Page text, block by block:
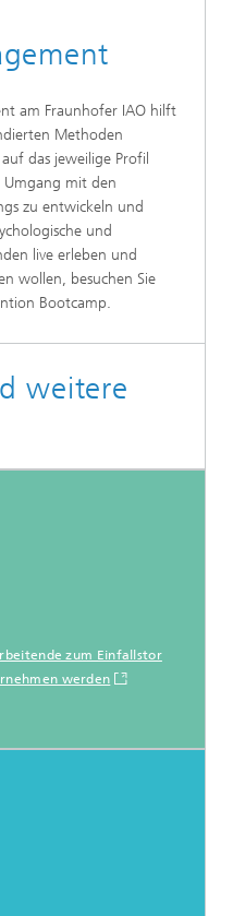
am Fraunhofer IAO hilft
Methoden
das jeweilige Profil
Umgang mit den
zu entwickeln und
und
live erleben und
wollen, besuchen Sie
Bootcamp.
weitere
zum Einfallstor
werden